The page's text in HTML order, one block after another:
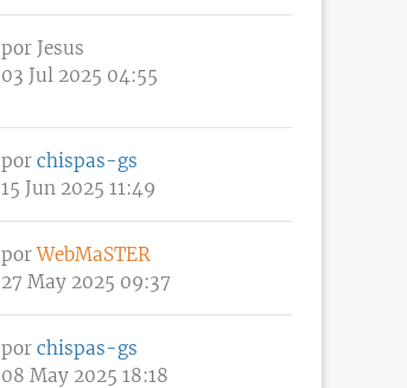
por Jesus
03 Jul 2025 04:55
por chispas-gs
15 Jun 2025 11:49
porWebMaSTER
27 May 2025 09:37
por chispas-gs
08 May 2025 18:18